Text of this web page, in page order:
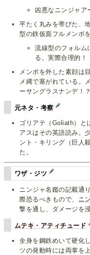
凶悪なニンジャア
平たく丸みを帯びた、
型の鉄仮面フルメンポ
流線型のフォルム
る。実際合理的！
メンポを外した素顔は
メ縄で塞がれている。
ーサングラスナンデ！？
元ネタ・考察
ゴリアテ（Goliath）と
アスはその英語読み。
ント・キリング（巨人
た。
ワザ・ジツ
ニンジャ名鑑の記載通り
際恐るべきもので、
ニ
撃を通し、ダメージを
ムテキ・アティチュード
全身を鋼鉄めいて硬化
ツの発動時には両掌を